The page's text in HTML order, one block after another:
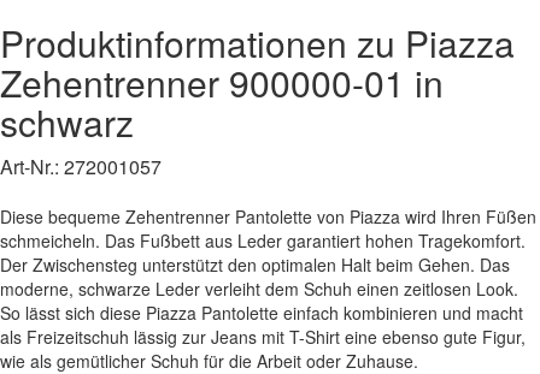
Produktinformationen zu Piazza
Zehentrenner 900000-01 in
schwarz
Art-Nr.: 272001057
Diese bequeme Zehentrenner Pantolette von Piazza wird Ihren Füßen
schmeicheln. Das Fußbett aus Leder garantiert hohen Tragekomfort.
Der Zwischensteg unterstützt den optimalen Halt beim Gehen. Das
moderne, schwarze Leder verleiht dem Schuh einen zeitlosen Look.
So lässt sich diese Piazza Pantolette einfach kombinieren und macht
als Freizeitschuh lässig zur Jeans mit T-Shirt eine ebenso gute Figur,
wie als gemütlicher Schuh für die Arbeit oder Zuhause.